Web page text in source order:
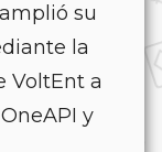
su
la
VoltEnt a
y